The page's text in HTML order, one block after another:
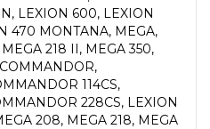
LEXION 600, LEXION
470 MONTANA, MEGA,
218 II, MEGA 350,
114CS,
228CS, LEXION
208, MEGA 218, MEGA